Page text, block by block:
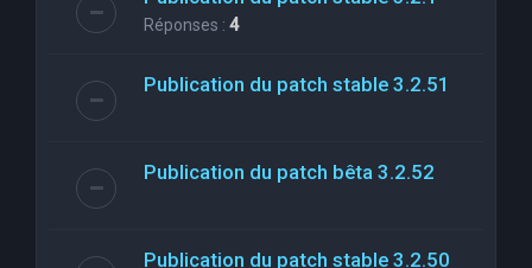
Réponses : 4
Publication du patch stable 3.2.51
Publication du patch bêta 3.2.52
Publication du patch stable 3.2.50